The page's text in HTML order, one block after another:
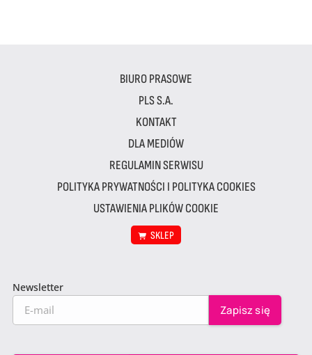
BIURO PRASOWE
PLS S.A.
KONTAKT
DLA MEDIÓW
REGULAMIN SERWISU
POLITYKA PRYWATNOŚCI I POLITYKA COOKIES
USTAWIENIA PLIKÓW COOKIE
SKLEP
Newsletter